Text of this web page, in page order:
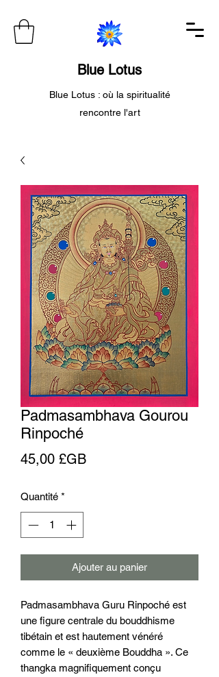
Blue Lotus
Blue Lotus : où la spiritualité
rencontre l'art
Padmasambhava Gourou
Rinpoché
45,00 £GBPrix
Quantité *
Ajouter au panier
Padmasambhava Guru Rinpoché est
une figure centrale du bouddhisme
tibétain et est hautement vénéré
comme le « deuxième Bouddha ». Ce
thangka magnifiquement conçu